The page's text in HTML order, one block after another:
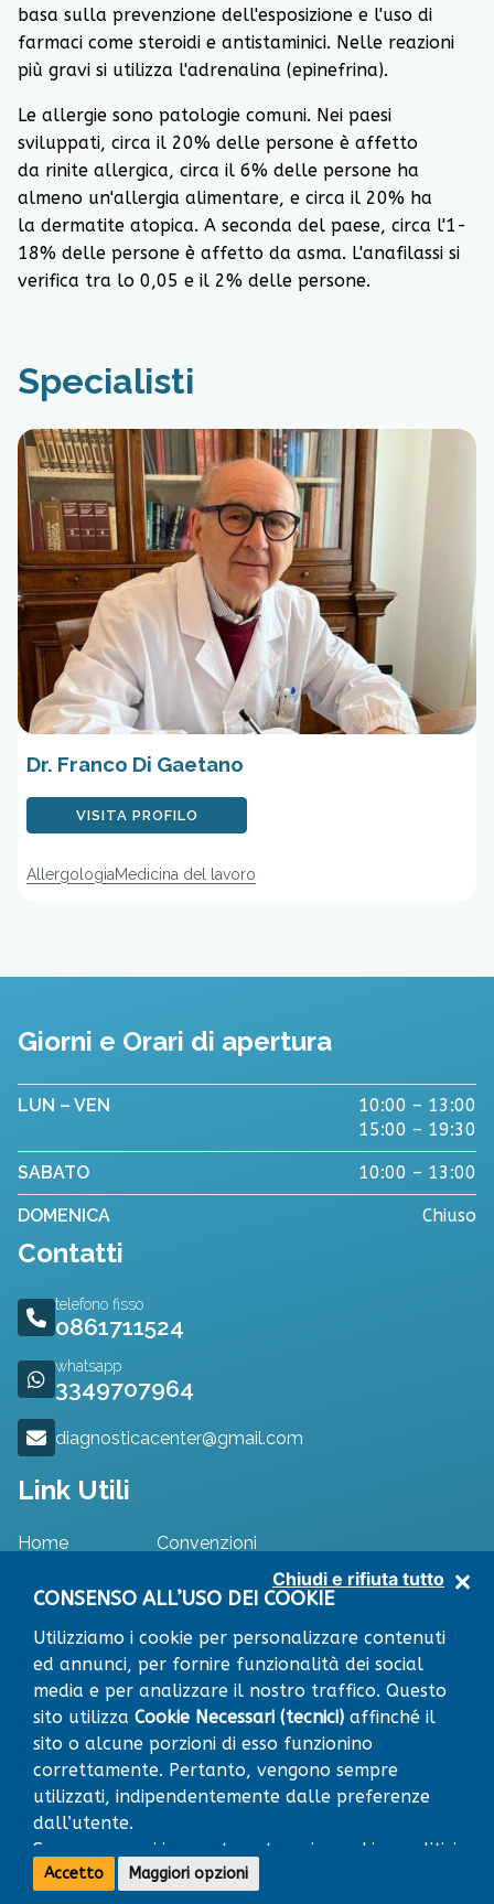
Chiudi e rifiuta tutto
CONSENSO ALL’USO DEI COOKIE
Utilizziamo i cookie per personalizzare contenuti
ed annunci, per fornire funzionalità dei social
media e per analizzare il nostro traffico. Questo
sito utilizza Cookie Necessari (tecnici) affinché il
sito o alcune porzioni di esso funzionino
correttamente. Pertanto, vengono sempre
utilizzati, indipendentemente dalle preferenze
dall’utente.
Sono compresi in questa categoria cookie analitici
(per fini statistici) che non comportano
Accetto Maggiori opzioni
basa sulla prevenzione dell'esposizione e l'uso di
farmaci come steroidi e antistaminici. Nelle reazioni
più gravi si utilizza l'adrenalina (epinefrina).
Le allergie sono patologie comuni. Nei paesi
sviluppati, circa il 20% delle persone è affetto
da rinite allergica, circa il 6% delle persone ha
almeno un'allergia alimentare, e circa il 20% ha
la dermatite atopica. A seconda del paese, circa l'1-
18% delle persone è affetto da asma. L'anafilassi si
verifica tra lo 0,05 e il 2% delle persone.
Specialisti
Dr. Franco Di Gaetano
VISITA PROFILO
AllergologiaMedicina del lavoro
Giorni e Orari di apertura
LUN – VEN
10:00 – 13:00
15:00 – 19:30
SABATO 10:00 – 13:00
DOMENICA Chiuso
Contatti
telefono fisso
0861711524
whatsapp
3349707964
diagnosticacenter@gmail.com
Link Utili
Home
Approfondimenti
Convenzioni
Contatti
RICHIEDI APPUNTAMENTO
Centro Diagnostico
64014 MARTINSICURO (TE)
×
+
−
Leaflet |© OpenStreetMap contributors
C.S.M.D. VALVIBRATA SRL all'insegna DIAGNOSTIC CENTER, via
Risorgimento snc 64014 Martinsicuro (TE) - Tel. 0861711524 - P.I.
01880140676 - pec: cmdvalvibratasrl@pec.it
PRIVACY POLICY COOKIE POLICY
CHIAMA RICHIEDI APPUNTAMENTO